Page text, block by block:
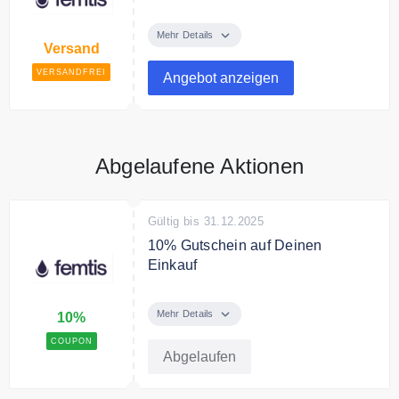
Versand
VERSANDFREI
versandkostenfrei.
Mehr Details
Angebot anzeigen
Abgelaufene Aktionen
10%
COUPON
Gültig bis 31.12.2025
10% Gutschein auf Deinen
Einkauf
Rabatt auf Deinen Einkauf. Der
dem Mengenrabatt.
Mehr Details
Abgelaufen